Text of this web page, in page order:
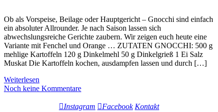
Ob als Vorspeise, Beilage oder Hauptgericht – Gnocchi sind einfach
ein absoluter Allrounder. Je nach Saison lassen sich
abwechslungsreiche Gerichte zaubern. Wir zeigen euch heute eine
Variante mit Fenchel und Orange … ZUTATEN GNOCCHI: 500 g
mehlige Kartoffeln 120 g Dinkelmehl 50 g Dinkelgrieß 1 Ei Salz
Muskat Die Kartoffeln kochen, ausdampfen lassen und durch […]
Weiterlesen
Noch keine Kommentare
Instagram Facebook Kontakt